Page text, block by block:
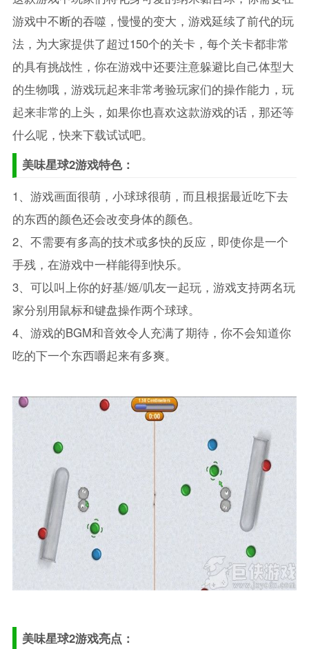
游戏中不断的吞噬，慢慢的变大，游戏延续了前代的玩
法，为大家提供了超过150个的关卡，每个关卡都非常
的具有挑战性，你在游戏中还要注意躲避比自己体型大
的生物哦，游戏玩起来非常考验玩家们的操作能力，玩
起来非常的上头，如果你也喜欢这款游戏的话，那还等
什么呢，快来下载试试吧。
美味星球2游戏特色：
1、游戏画面很萌，小球球很萌，而且根据最近吃下去
的东西的颜色还会改变身体的颜色。
2、不需要有多高的技术或多快的反应，即使你是一个
手残，在游戏中一样能得到快乐。
3、可以叫上你的好基/姬/叽友一起玩，游戏支持两名玩
家分别用鼠标和键盘操作两个球球。
4、游戏的BGM和音效令人充满了期待，你不会知道你
吃的下一个东西嚼起来有多爽。
美味星球2游戏亮点：